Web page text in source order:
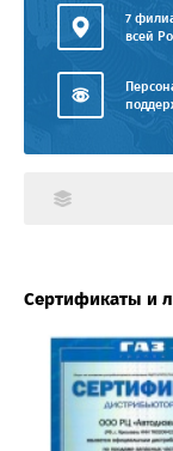
7
всей
Сертификаты и